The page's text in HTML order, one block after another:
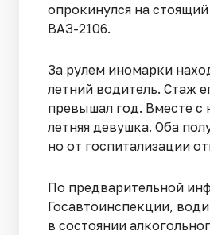
опрокинулся на
ВАЗ-2106.
За рулем иномарки
летний водитель. Стаж
превышал год. Вместе с
летняя девушка. Оба
но от госпитализации
По предварительной
Госавтоинспекции,
в состоянии